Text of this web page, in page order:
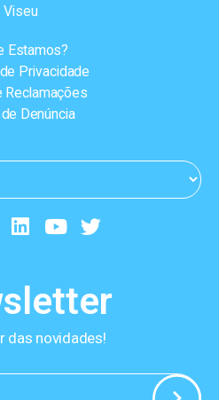
Viseu
Estamos?
Privacidade
Reclamações
Denúncia
das novidades!